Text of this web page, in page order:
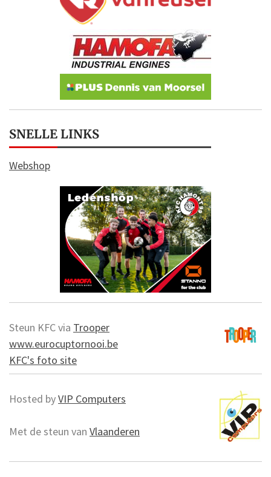
SNELLE LINKS
Webshop
Steun KFC via Trooper
www.eurocuptornooi.be
KFC's foto site
Hosted byVIP Computers
Met de steun van Vlaanderen